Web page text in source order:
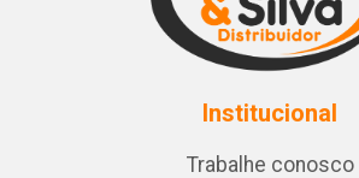
Institucional
Trabalhe conosco